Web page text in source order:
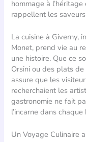
hommage à
rappellent les
La cuisine à Giverny,
Monet, prend vie au
une histoire. Que ce
Orsini ou des plats
assure que les
recherchaient les
gastronomie ne fait
l’incarne dans chaque
Un Voyage Culinaire